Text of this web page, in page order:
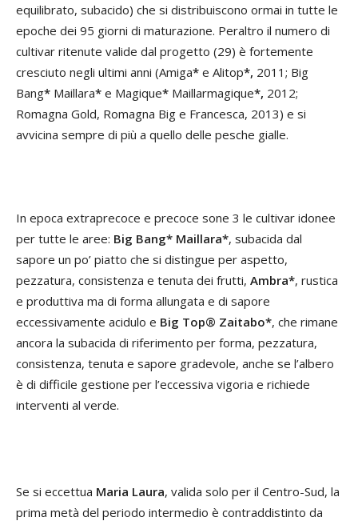
equilibrato, subacido) che si distribuiscono ormai in tutte le
epoche dei 95 giorni di maturazione. Peraltro il numero di
cultivar ritenute valide dal progetto (29) è fortemente
cresciuto negli ultimi anni (Amiga* e Alitop*, 2011; Big
Bang* Maillara* e Magique* Maillarmagique*, 2012;
Romagna Gold, Romagna Big e Francesca, 2013) e si
avvicina sempre di più a quello delle pesche gialle.
In epoca extraprecoce e precoce sone 3 le cultivar idonee
per tutte le aree: Big Bang* Maillara*, subacida dal
sapore un po’ piatto che si distingue per aspetto,
pezzatura, consistenza e tenuta dei frutti, Ambra*, rustica
e produttiva ma di forma allungata e di sapore
eccessivamente acidulo e Big Top® Zaitabo*, che rimane
ancora la subacida di riferimento per forma, pezzatura,
consistenza, tenuta e sapore gradevole, anche se l’albero
è di difficile gestione per l’eccessiva vigoria e richiede
interventi al verde.
Se si eccettua Maria Laura, valida solo per il Centro-Sud, la
prima metà del periodo intermedio è contraddistinto da